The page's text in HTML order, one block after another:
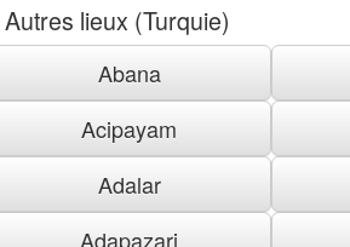
Autres lieux (Turquie)
Abana
Acipayam
Adalar
Adapazari